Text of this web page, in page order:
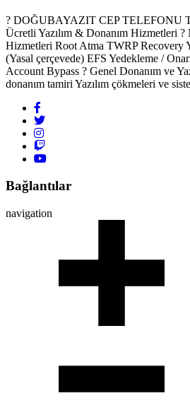
? DOĞUBAYAZIT CEP TELEFONU
Ücretli Yazılım & Donanım Hizmetleri ?
Hizmetleri Root Atma TWRP Recovery
(Yasal çerçevede) EFS Yedekleme /
Account Bypass ? Genel Donanım ve
donanım tamiri Yazılım çökmeleri ve
Bağlantılar
navigation